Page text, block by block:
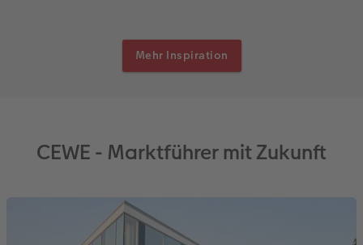
Mehr Inspiration
CEWE - Marktführer mit Zukunft